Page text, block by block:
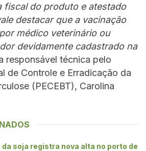
fiscal do produto e atestado
destacar que a vacinação
médico veterinário ou
devidamente cadastrado na
responsável técnica pelo
de Controle e Erradicação da
(PECEBT), Carolina
da soja registra nova alta no porto de